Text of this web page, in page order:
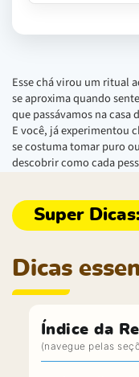
Esse chá virou um ritual
se aproxima quando
que passávamos na
E você, já experimentou
se costuma tomar puro
descobrir como cada
Dicas
Índice da